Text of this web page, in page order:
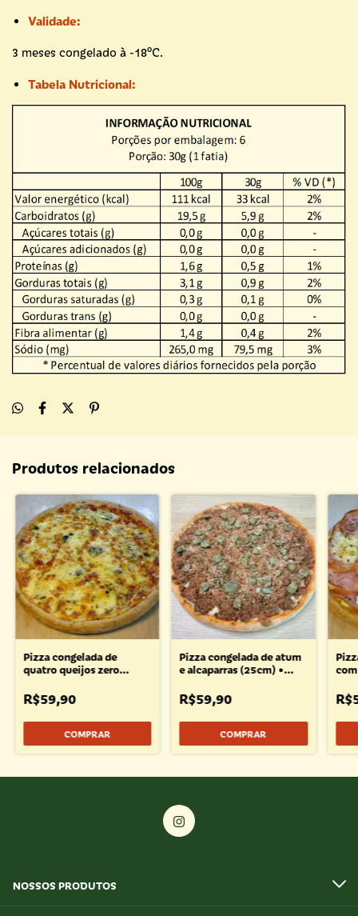
Validade:
3 meses congelado à -18ºC.
Tabela Nutricional:
Produtos relacionados
Pizza congelada de
quatro queijos zero
R$59,90
Pizza congelada de atum
e alcaparras (25cm) •
R$59,90
COMPRAR
NOSSOS PRODUTOS